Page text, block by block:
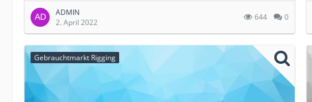
ADMIN
2. April 2022
644 0
Gebrauchtmarkt Rigging